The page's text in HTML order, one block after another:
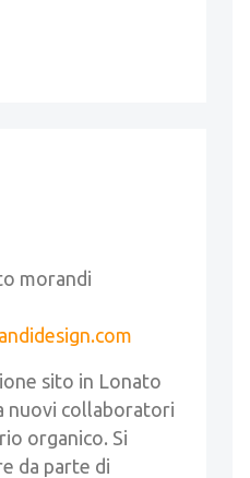
morandi
sito in Lonato
nuovi collaboratori
organico. Si
da parte di